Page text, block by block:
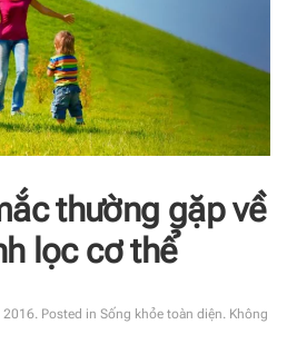
thường gặp về
lọc cơ thể
2016 . Posted in Sống khỏe toàn diện Không